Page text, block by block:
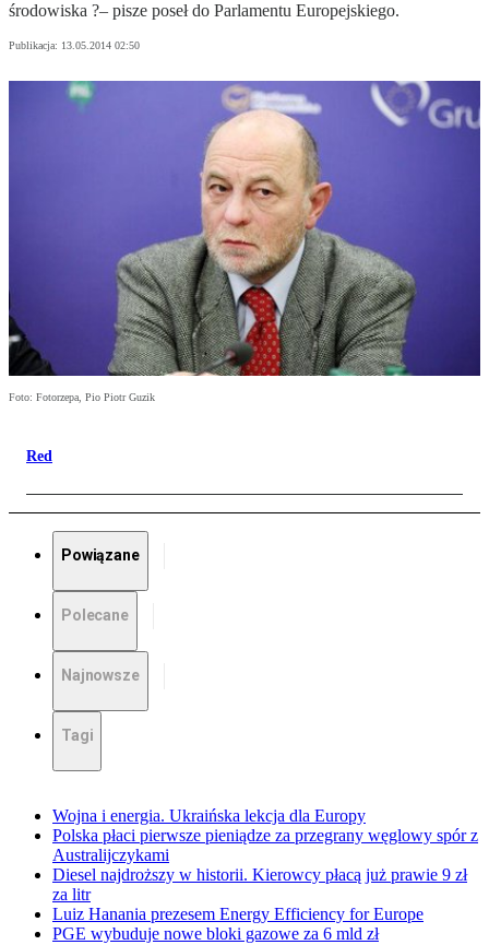
środowiska ?– pisze poseł do Parlamentu Europejskiego.
Publikacja: 13.05.2014 02:50
Foto: Fotorzepa, Pio Piotr Guzik
Red
Powiązane
Polecane
Najnowsze
Tagi
Wojna i energia. Ukraińska lekcja dla Europy
Polska płaci pierwsze pieniądze za przegrany węglowy spór z
Australijczykami
Diesel najdroższy w historii. Kierowcy płacą już prawie 9 zł
za litr
Luiz Hanania prezesem Energy Efficiency for Europe
PGE wybuduje nowe bloki gazowe za 6 mld zł